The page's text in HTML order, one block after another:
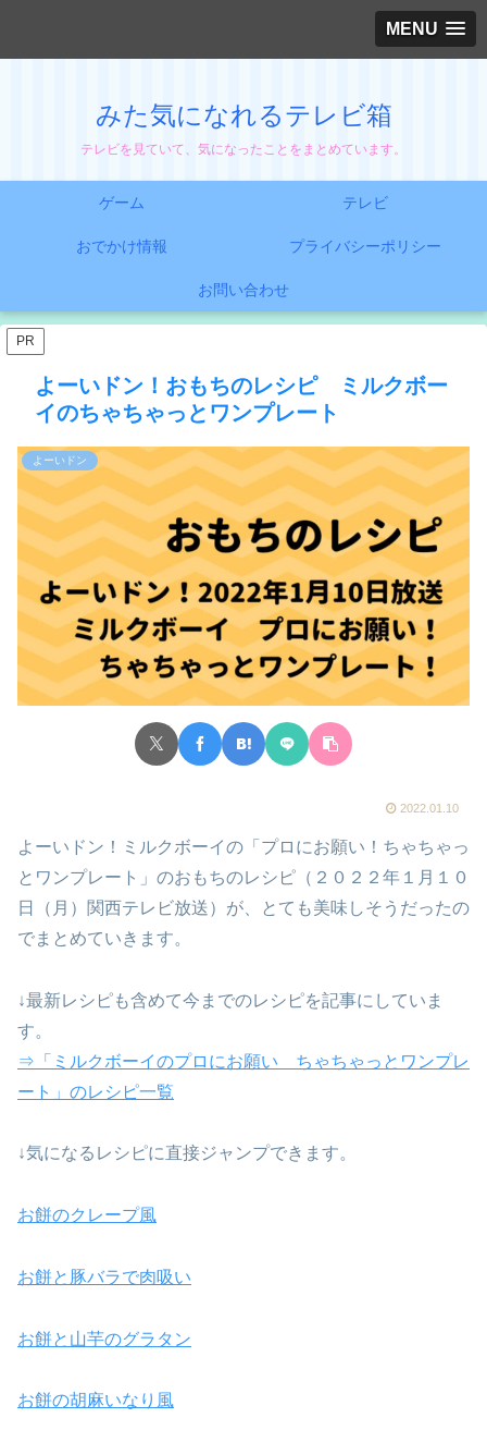
MENU
みた気になれるテレビ箱
テレビを見ていて、気になったことをまとめています。
ゲーム テレビ
おでかけ情報 プライバシーポリシー
お問い合わせ
PR
よーいドン！おもちのレシピ ミルクボー
イのちゃちゃっとワンプレート
よーいドン
2022.01.10
よーいドン！ミルクボーイの「プロにお願い！ちゃちゃっ
とワンプレート」のおもちのレシピ（２０２２年１月１０
日（月）関西テレビ放送）が、とても美味しそうだったの
でまとめていきます。
↓最新レシピも含めて今までのレシピを記事にしていま
す。
⇒「ミルクボーイのプロにお願い ちゃちゃっとワンプレ
ート」のレシピ一覧
↓気になるレシピに直接ジャンプできます。
お餅のクレープ風
お餅と豚バラで肉吸い
お餅と山芋のグラタン
お餅の胡麻いなり風